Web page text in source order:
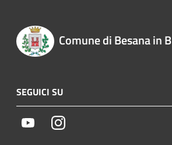
Comune di Besana in
SEGUICI SU
YoutubeInstagram